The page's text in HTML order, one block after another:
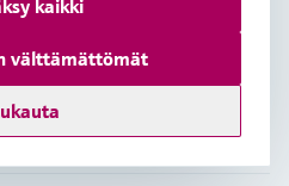
välttämättömät
kaikki